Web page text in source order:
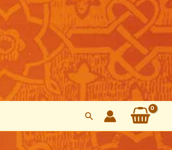
Cerca